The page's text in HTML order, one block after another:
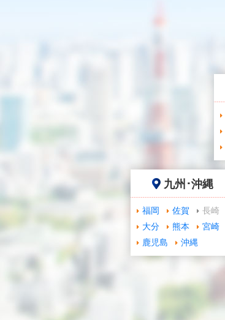
九州･沖縄
福岡 佐賀
長崎
大分
熊本
宮崎
鹿児島
沖縄